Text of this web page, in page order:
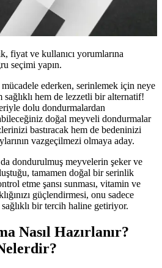
fiyat ve kullanıcı yorumlarına
seçimi yapın.
mücadele ederken, serinlemek için neye
sağlıklı hem de lezzetli bir alternatif!
dolu dondurmalardan
doğal meyveli dondurmalar
bastıracak hem de bedeninizi
vazgeçilmezi olmaya aday.
dondurulmuş meyvelerin şeker ve
tamamen doğal bir serinlik
etme şansı sunması, vitamin ve
güçlendirmesi, onu sadece
bir tercih haline getiriyor.
Nasıl Hazırlanır?